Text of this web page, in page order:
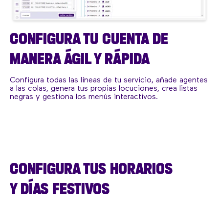
CONFIGURA TU CUENTA DE
MANERA ÁGIL Y RÁPIDA
Configura todas las líneas de tu servicio, añade agentes
a las colas, genera tus propias locuciones, crea listas
negras y gestiona los menús interactivos.
CONFIGURA TUS HORARIOS
Y DÍAS FESTIVOS